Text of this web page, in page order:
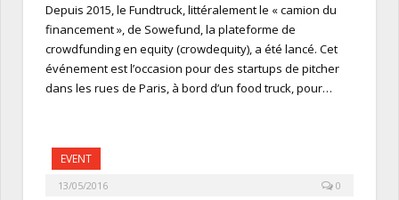
Depuis 2015, le Fundtruck, littéralement le « camion du
financement », de Sowefund, la plateforme de
crowdfunding en equity (crowdequity), a été lancé. Cet
événement est l’occasion pour des startups de pitcher
dans les rues de Paris, à bord d’un food truck, pour…
EVENT
13/05/2016 0